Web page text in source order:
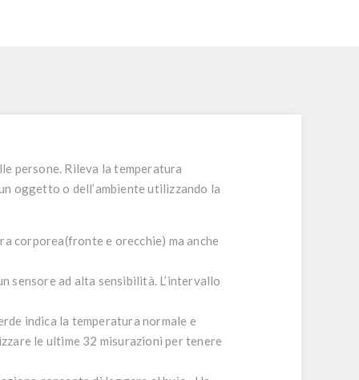
persone. Rileva la temperatura
oggetto o dell’ambiente utilizzando la
corporea(fronte e orecchie) ma anche
sensore ad alta sensibilità. L’intervallo
indica la temperatura normale e
le ultime 32 misurazioni per tenere